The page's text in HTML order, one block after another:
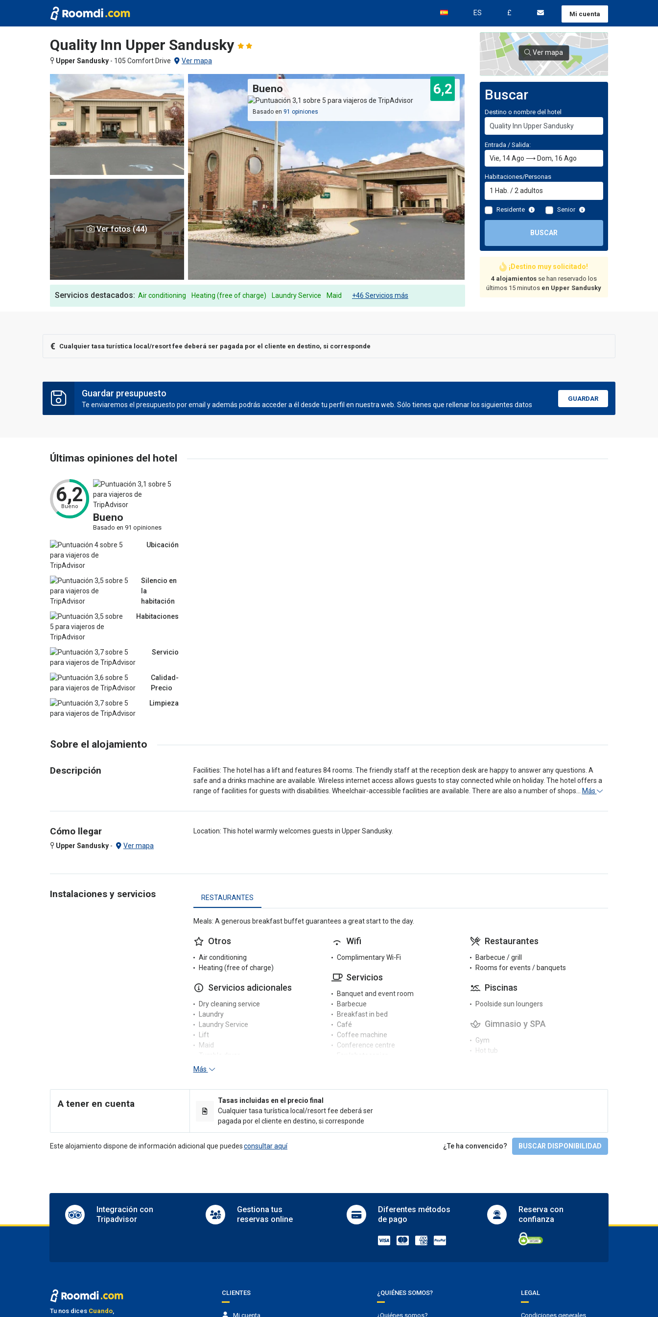
ES £ Mi cuenta
Quality Inn Upper Sandusky
Upper Sandusky - 105 Comfort Drive Ver mapa
Ver fotos (44)
Bueno 6,2
Basado en 91 opiniones
Servicios destacados: Air conditioning Heating (free of charge) Laundry Service Maid +46 Servicios más
Ver mapa
Buscar
Destino o nombre del hotel
Entrada / Salida:
Habitaciones/Personas
1 Hab. /2 adultos
Residente Senior
BUSCAR
¡Destino muy solicitado!
4 alojamientosse han reservado los
últimos 15 minutos en Upper Sandusky
€ Cualquier tasa turística local/resort fee deberá ser pagada por el cliente en destino, si corresponde
Guardar presupuesto
Te enviaremos el presupuesto por email y además podrás acceder a él desde tu perfil en nuestra web. Sólo tienes que rellenar los siguientes datos
GUARDAR
Últimas opiniones del hotel
6,2
Bueno
Bueno
Basado en 91 opiniones
Ubicación
Silencio en
la
habitación
Habitaciones
Servicio
Calidad-
Precio
Limpieza
Sobre el alojamiento
Descripción
Facilities: The hotel has a lift and features 84 rooms. The friendly staff at the reception desk are happy to answer any questions. A
safe and a drinks machine are available. Wireless internet access allows guests to stay connected while on holiday. The hotel offers a
range of facilities for guests with disabilities. Wheelchair-accessible facilities are available. There are also a number of shops…
Más
Cómo llegar
Upper Sandusky - Ver mapa
Location: This hotel warmly welcomes guests in Upper Sandusky.
Instalaciones y servicios RESTAURANTES
Meals: A generous breakfast buffet guarantees a great start to the day.
Otros
Air conditioning
Heating (free of charge)
Servicios adicionales
Dry cleaning service
Laundry
Laundry Service
Lift
Maid
Recepción
24-hour reception
Multilingual staff
Entretenimiento
Shops in hotel
Fumadores
Smoking area
Wifi
Complimentary Wi-Fi
Servicios
Banquet and event room
Barbecue
Breakfast in bed
Café
Coffee machine
Conference centre
Meeting room
Microwave
Newspapers
Bares
Coffee/tea in public areas
Restaurantes
Barbecue / grill
Rooms for events / banquets
Piscinas
Poolside sun loungers
Gimnasio y SPA
Gym
Hot tub
Wheelchair access
Más
A tener en cuenta
Tasas incluidas en el precio final
Cualquier tasa turística local/resort fee deberá ser
pagada por el cliente en destino, si corresponde
Este alojamiento dispone de información adicional que puedesconsultar aquí ¿Te ha convencido? BUSCAR DISPONIBILIDAD
Integración con
Tripadvisor
Gestiona tus
reservas online
Diferentes métodos
de pago
Reserva con
confianza
Tu nos dices Cuando
CLIENTES
Mi cuenta
¿QUIÉNES SOMOS?
¿Quiénes somos?
LEGAL
Condiciones generales